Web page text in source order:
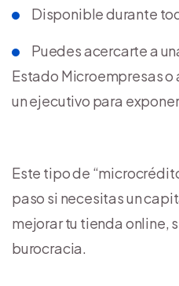
Disponible durante
Puedes acercarte a
Estado Microempresas o
un ejecutivo para
Este tipo de
paso si necesitas un
mejorar tu tienda online,
burocracia.